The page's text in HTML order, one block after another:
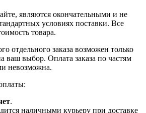
являются окончательными и не
условиях поставки. Все
товара.
отдельного заказа возможен только
ваш выбор. Оплата заказа по частям
невозможна.
.
наличными курьеру при доставке